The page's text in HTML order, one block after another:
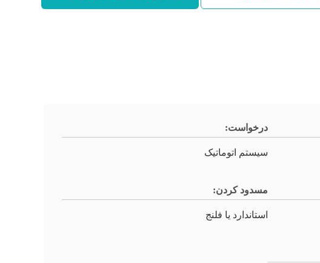
درخواست:
سیستم اتوماتیک
مسدود کردن:
استاندارد یا فلنج